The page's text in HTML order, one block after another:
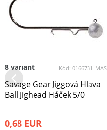
Kód: 0166731_MAS
8 variant
Savage Gear Jiggová Hlava
Ball Jighead Háček 5/0
0,68 EUR